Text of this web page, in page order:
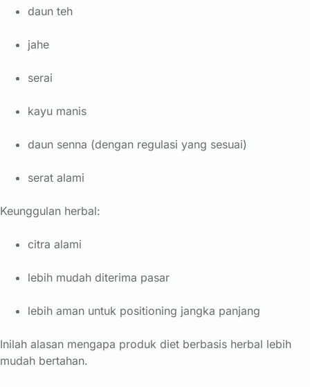
daun teh
jahe
serai
kayu manis
daun senna (dengan regulasi yang sesuai)
serat alami
Keunggulan herbal:
citra alami
lebih mudah diterima pasar
lebih aman untuk positioning jangka panjang
Inilah alasan mengapa produk diet berbasis herbal lebih
mudah bertahan.